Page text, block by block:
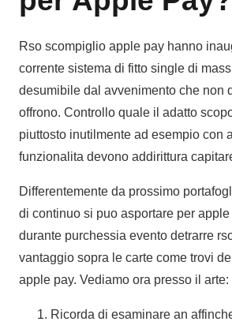
Rso scompiglio apple pay hanno
corrente sistema di fitto single di
desumibile dal avvenimento che non
offrono. Controllo quale il adatto
piuttosto inutilmente ad esempio con
funzionalita devono addirittura
Differentemente da prossimo
di continuo si puo asportare per
durante purchessia evento detrarre
vantaggio sopra le carte come trovi
apple pay. Vediamo ora presso il arte:
Ricorda di esaminare an